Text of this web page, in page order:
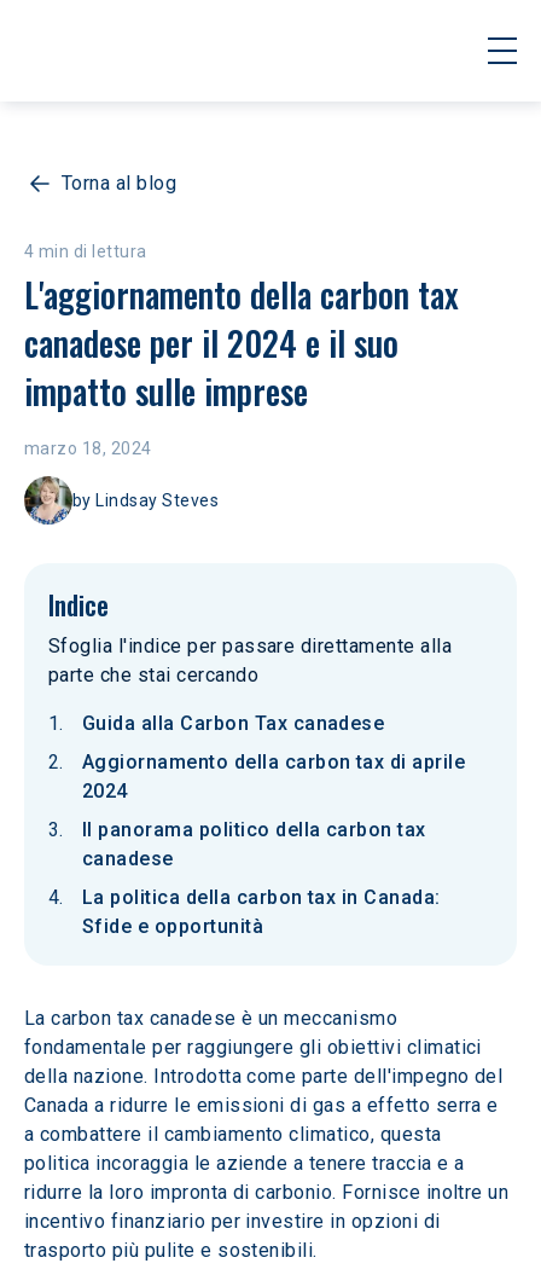
Torna al blog
4 min di lettura
L'aggiornamento della carbon tax
canadese per il 2024 e il suo
impatto sulle imprese
marzo 18, 2024
by Lindsay Steves
Indice
Sfoglia l'indice per passare direttamente alla
parte che stai cercando
Guida alla Carbon Tax canadese
Aggiornamento della carbon tax di aprile
2024
Il panorama politico della carbon tax
canadese
La politica della carbon tax in Canada:
Sfide e opportunità
La carbon tax canadese è un meccanismo
fondamentale per raggiungere gli obiettivi climatici
della nazione. Introdotta come parte dell'impegno del
Canada a ridurre le emissioni di gas a effetto serra e
a combattere il cambiamento climatico, questa
politica incoraggia le aziende a tenere traccia e a
ridurre la loro impronta di carbonio. Fornisce inoltre un
incentivo finanziario per investire in opzioni di
trasporto più pulite e sostenibili.